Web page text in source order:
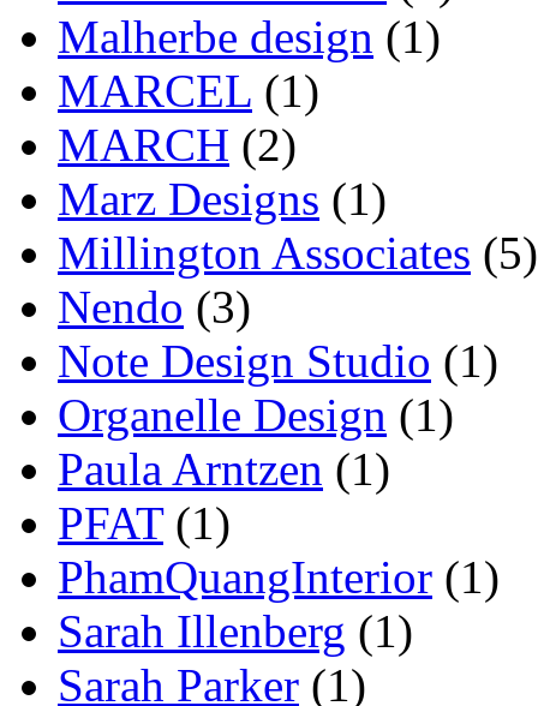
Malherbe design (1)
MARCEL (1)
MARCH (2)
Marz Designs (1)
Millington Associates (5)
Nendo (3)
Note Design Studio (1)
Organelle Design (1)
Paula Arntzen (1)
PFAT(1)
PhamQuangInterior (1)
Sarah Illenberg (1)
Sarah Parker (1)